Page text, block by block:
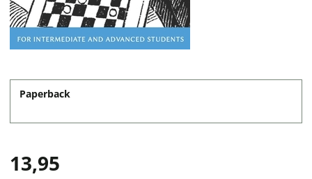
Paperback
13,95